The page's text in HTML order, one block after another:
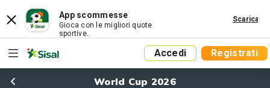
App scommesse
Gioca con le migliori quote
sportive.
Scarica
Accedi Registrati
World Cup 2026